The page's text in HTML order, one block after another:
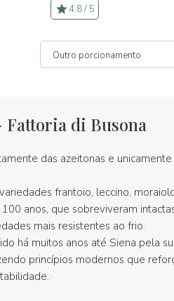
4.8 / 5
Fattoria di Busona
das azeitonas e
frantoio, leccino,
anos, que sobreviveram
mais resistentes ao frio.
há muitos anos até Siena pela
princípios modernos que